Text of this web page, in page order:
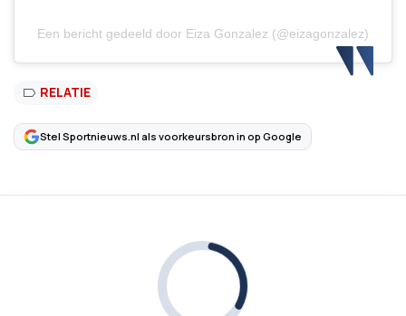
Een bericht gedeeld door Eiza Gonzalez (@eizagonzalez)
RELATIE
Stel Sportnieuws.nl als voorkeursbron in op Google